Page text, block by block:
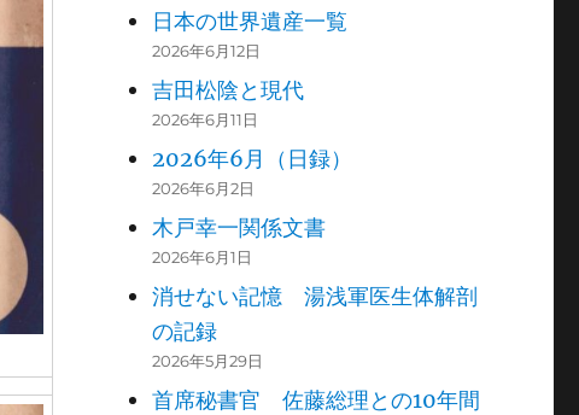
日本の世界遺産一覧
2026年6月12日
吉田松陰と現代
2026年6月11日
2026年6月（日録）
2026年6月2日
木戸幸一関係文書
2026年6月1日
消せない記憶 湯浅軍医生体解剖
の記録
2026年5月29日
首席秘書官 佐藤総理との10年間